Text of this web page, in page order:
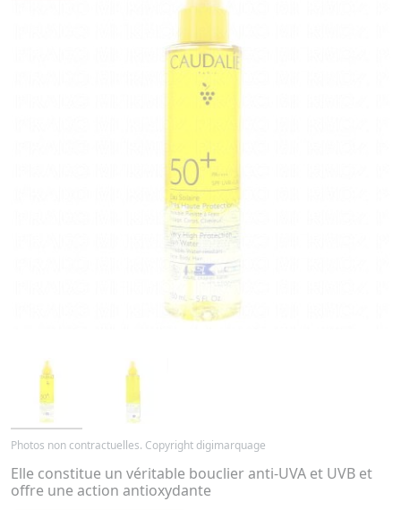
Photos non contractuelles. Copyright digimarquage
Elle constitue un véritable bouclier anti-UVA et UVB et
offre une action antioxydante